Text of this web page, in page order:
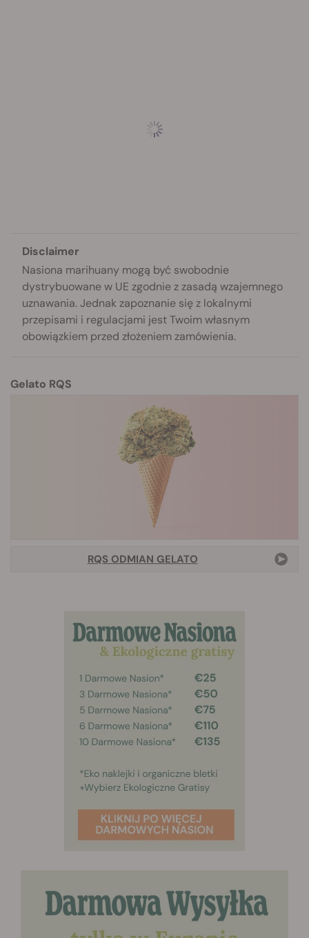
Disclaimer
Nasiona marihuany mogą być swobodnie
dystrybuowane w UE zgodnie z zasadą wzajemnego
uznawania. Jednak zapoznanie się z lokalnymi
przepisami i regulacjami jest Twoim własnym
obowiązkiem przed złożeniem zamówienia.
Gelato RQS
RQS ODMIAN GELATO